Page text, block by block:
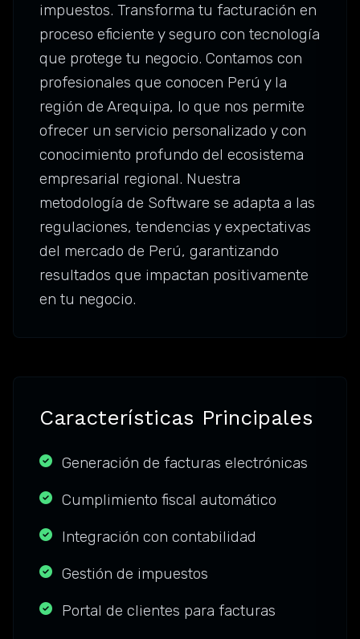
impuestos. Transforma tu facturación en
proceso eficiente y seguro con tecnología
que protege tu negocio. Contamos con
profesionales que conocen Perú y la
región de Arequipa, lo que nos permite
ofrecer un servicio personalizado y con
conocimiento profundo del ecosistema
empresarial regional. Nuestra
metodología de Software se adapta a las
regulaciones, tendencias y expectativas
del mercado de Perú, garantizando
resultados que impactan positivamente
en tu negocio.
Características Principales
Generación de facturas electrónicas
Cumplimiento fiscal automático
Integración con contabilidad
Gestión de impuestos
Portal de clientes para facturas